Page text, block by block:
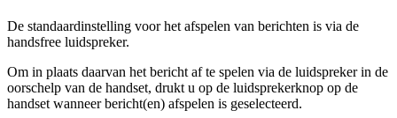
De standaardinstelling voor het afspelen van berichten is via de
handsfree luidspreker.
Om in plaats daarvan het bericht af te spelen via de luidspreker in de
oorschelp van de handset, drukt u op de luidsprekerknop op de
handset wanneer bericht(en) afspelen is geselecteerd.